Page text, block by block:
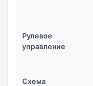
Рулевое
управление
Схема